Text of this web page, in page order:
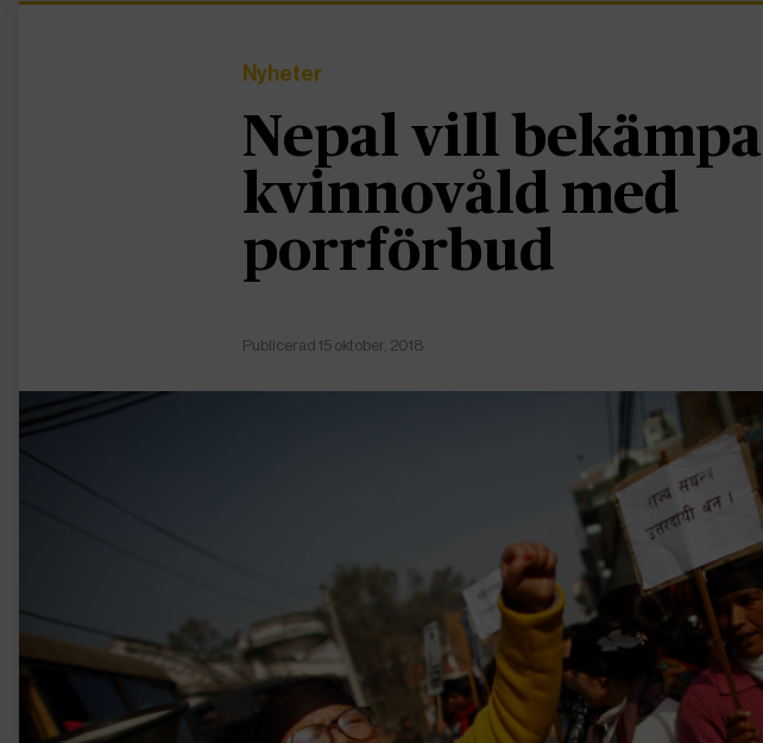
Nyheter
Nepal vill bekämpa
kvinnovåld med
porrförbud
Publicerad 15 oktober, 2018